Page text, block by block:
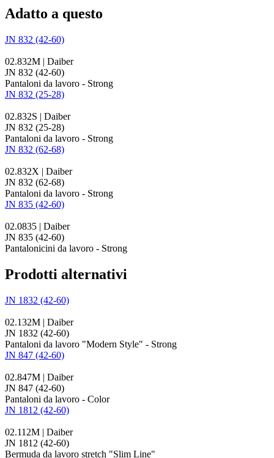
Adatto a questo
JN 832 (42-60)
02.832M | Daiber
JN 832 (42-60)
Pantaloni da lavoro - Strong
JN 832 (25-28)
02.832S | Daiber
JN 832 (25-28)
Pantaloni da lavoro - Strong
JN 832 (62-68)
02.832X | Daiber
JN 832 (62-68)
Pantaloni da lavoro - Strong
JN 835 (42-60)
02.0835 | Daiber
JN 835 (42-60)
Pantalonicini da lavoro - Strong
Prodotti alternativi
JN 1832 (42-60)
02.132M | Daiber
JN 1832 (42-60)
Pantaloni da lavoro "Modern Style" - Strong
JN 847 (42-60)
02.847M | Daiber
JN 847 (42-60)
Pantaloni da lavoro - Color
JN 1812 (42-60)
02.112M | Daiber
JN 1812 (42-60)
Bermuda da lavoro stretch "Slim Line"